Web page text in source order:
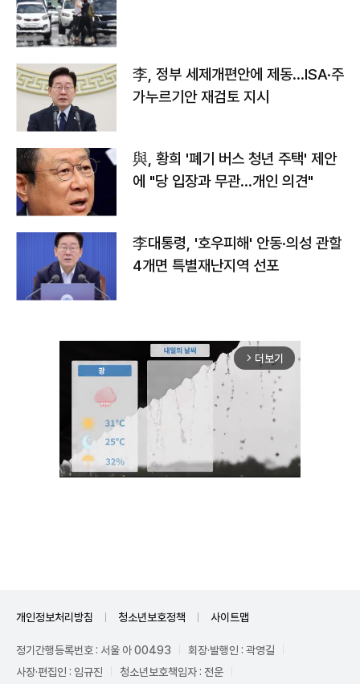
李, 정부 세제개편안에 제동…ISA·주
가누르기안 재검토 지시
與, 황희 '폐기 버스 청년 주택' 제안
에 "당 입장과 무관…개인 의견"
李대통령, '호우피해' 안동·의성 관할
4개면 특별재난지역 선포
arrow_forward_ios 더보기
개인정보처리방침 청소년보호정책 사이트맵
정기간행등록번호 : 서울 아 00493
회장·발행인 : 곽영길
사장·편집인 : 임규진
청소년보호책임자 : 전운